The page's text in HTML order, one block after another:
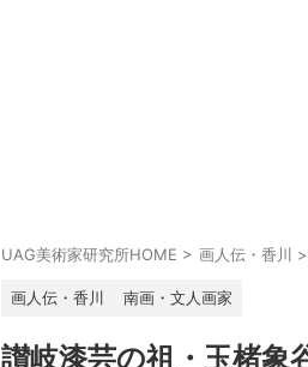
UAG美術家研究所HOME > 画人伝・香川 >
画人伝・香川 南画・文人画家
讃岐漆芸の祖・玉楮象